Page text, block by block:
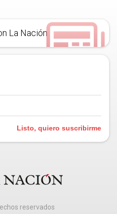
La Nación
Listo, quiero suscribirme
reservados